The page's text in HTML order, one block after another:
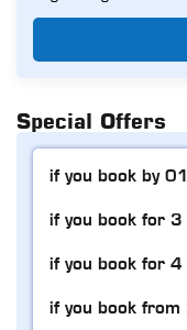
Special Offers
if you book by
if you book for 3
if you book for 4
if you book